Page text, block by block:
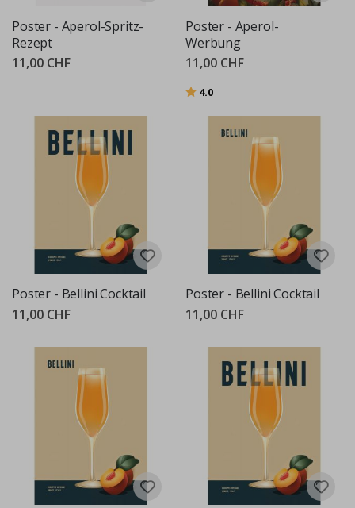
Poster - Aperol-Spritz-
Rezept
11,00 CHF
Poster - Aperol-
Werbung
11,00 CHF
Bewertung:
4.0
Poster - Bellini Cocktail
11,00 CHF
Poster - Bellini Cocktail
11,00 CHF